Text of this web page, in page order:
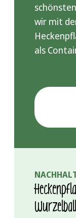
wir mit
als